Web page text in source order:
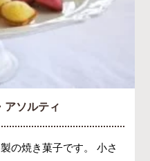
アソルティ
の焼き菓子です。 小さ